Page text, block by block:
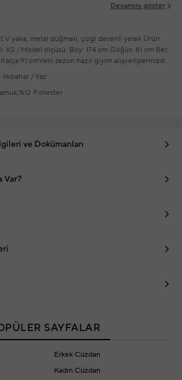
Devamını göster
V yaka, metal düğmeli, çizgi desenli yelek Ürün
XS / Model ölçüsü: Boy: 174 cm Göğüs: 81 cm Bel:
cmYeni sezon hazır giyim alışverişlerinizde
tadilat yapılmaktadır
/ Yaz
Poliester
ve Dokümanları
Var?
SAYFALAR
Erkek Cüzdan
Kadın Cüzdan